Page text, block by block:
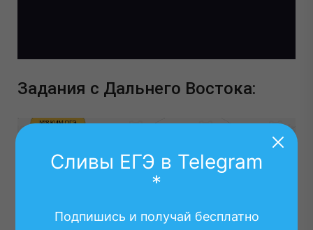
Задания с Дальнего Востока:
Сливы ЕГЭ в Telegram
*
Подпишись и получай бесплатно